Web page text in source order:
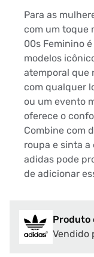
Para as
com um toque
00s Feminino
modelos
atemporal que
com qualquer
ou um evento
oferece o
Combine com
roupa e sinta a
adidas pode
de adicionar
Produto
Vendido